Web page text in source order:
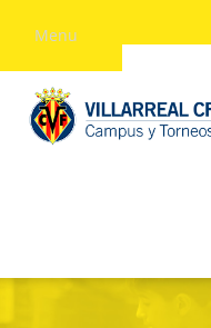
Menu